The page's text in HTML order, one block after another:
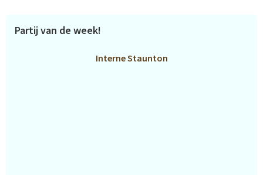
Partij van de week!
Interne Staunton